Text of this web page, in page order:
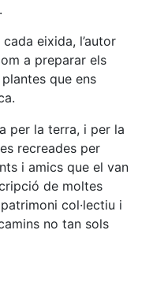
eixida, l’autor
a preparar els
que ens
per la terra, i per la
recreades per
i amics que el van
de moltes
col·lectiu i
no tan sols